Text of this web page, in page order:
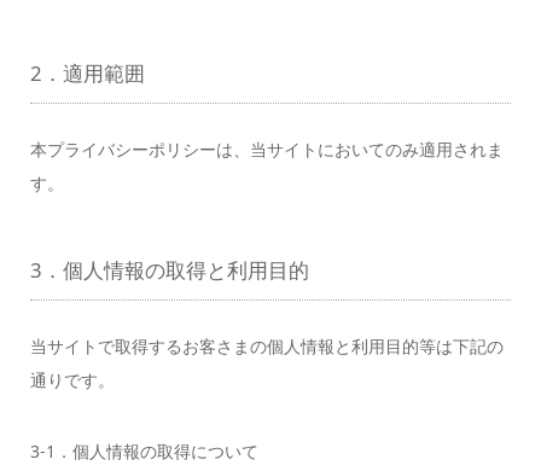
2．適用範囲
本プライバシーポリシーは、当サイトにおいてのみ適用されま
す。
3．個人情報の取得と利用目的
当サイトで取得するお客さまの個人情報と利用目的等は下記の
通りです。
3-1．個人情報の取得について